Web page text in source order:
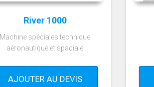
River 1000
Machine spéciales technique
aéronautique et spaciale
AJOUTER AU DEVIS